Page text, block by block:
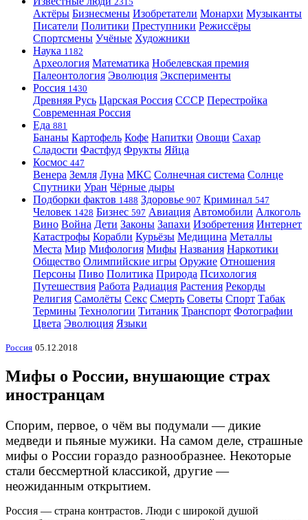
Актёры Бизнесмены Изобретатели Монархи Музыканты
Писатели Политики Преступники Режиссёры
Спортсмены Учёные Художники
Наука 1182
Археология Математика Нобелевская премия
Палеонтология Эволюция Эксперименты
Россия 1430
Древняя Русь Царская Россия СССР Перестройка
Современная Россия
Еда 881
Бананы Картофель Кофе Напитки Овощи Сахар
Сладости Фастфуд Фрукты Яйца
Космос 447
Венера Земля Луна МКС Солнечная система Солнце
Спутники Уран Чёрные дыры
Подборки фактов 1488 Здоровье 907 Криминал 547
Человек 1428 Бизнес 597 Авиация Автомобили Алкоголь
Вино Война Дети Законы Запахи Изобретения Интернет
Катастрофы Корабли Курьёзы Медицина Металлы
Места Мир Мифология Мифы Названия Наркотики
Общество Олимпийские игры Оружие Отношения
Персоны Пиво Политика Природа Психология
Путешествия Работа Радиация Растения Рекорды
Религия Самолёты Секс Смерть Советы Спорт Табак
Термины Технологии Титаник Транспорт Фотографии
Цвета Эволюция Языки
Россия 05.12.2018
Мифы о России, внушающие страх
иностранцам
Спорим, первое, о чём вы подумали — дикие
медведи и пьяные мужики. На самом деле, страшные
мифы о России гораздо разнообразнее. Некоторые
стали бессмертной классикой, другие —
неожиданным открытием.
Россия — страна контрастов. Люди с широкой душой